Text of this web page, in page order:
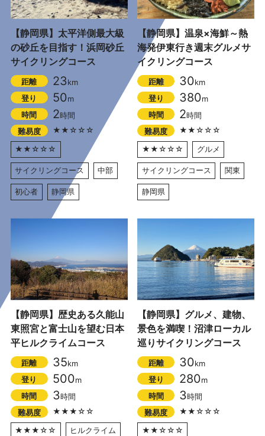
【静岡県】太平洋側最大級
の砂丘を目指す！浜岡砂丘
サイクリングコース
距離 23km
登り
50m
時間
2時間
難易度
★★☆☆☆
★★☆☆☆
サイクリングコース 中部
初心者 静岡県
【静岡県】温泉×海鮮～熱
海発伊東行き週末グルメサ
イクリングコース
距離 30km
登り
380m
時間
2時間
難易度
★★☆☆☆
★★☆☆☆
グルメ
サイクリングコース 関東
静岡県
【静岡県】歴史ある久能山
東照宮と富士山を望む日本
平ヒルクライムコース
距離 35km
登り
500m
時間
3時間
難易度
★★★☆☆
★★★☆☆
ヒルクライム
【静岡県】グルメ、建物、
景色を満喫！沼津ローカル
巡りサイクリングコース
距離 30km
登り
280m
時間
3時間
難易度
★★☆☆☆
★★☆☆☆